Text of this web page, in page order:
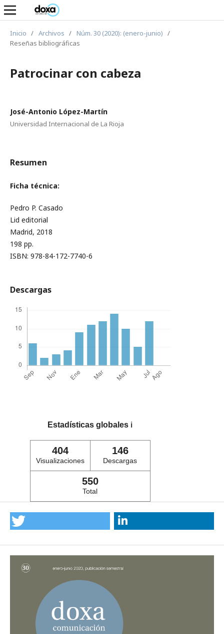
Inicio / Archivos / Núm. 30 (2020): (enero-junio) /
Reseñas bibliográficas
Patrocinar con cabeza
José-Antonio López-Martín
Universidad Internacional de La Rioja
Resumen
Ficha técnica:
Pedro P. Casado
Lid editorial
Madrid, 2018
198 pp.
ISBN: 978-84-172-7740-6
Descargas
Estadísticas globales ℹ️
404
Visualizaciones
146
Descargas
550
Total